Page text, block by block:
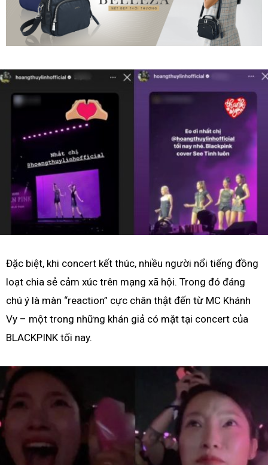
Đặc biệt, khi concert kết thúc, nhiều người nổi tiếng đồng
loạt chia sẻ cảm xúc trên mạng xã hội. Trong đó đáng
chú ý là màn “reaction” cực chân thật đến từ MC Khánh
Vy – một trong những khán giả có mặt tại concert của
BLACKPINK tối nay.